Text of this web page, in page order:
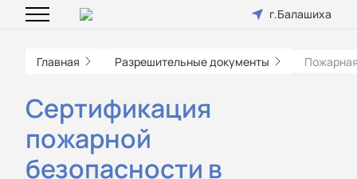
г.Балашиха
Главная Разрешительные документы
Сертификация
пожарной
безопасности в